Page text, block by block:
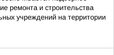
ремонта и строительства
учреждений на территории